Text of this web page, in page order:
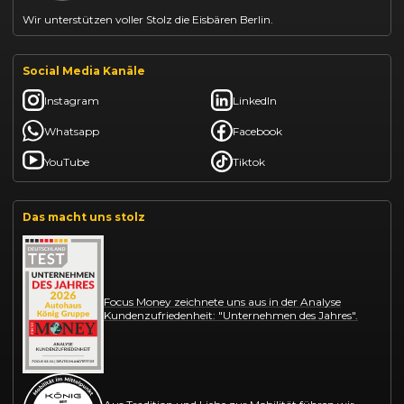
Wir unterstützen voller Stolz die Eisbären Berlin.
Social Media Kanäle
Instagram LinkedIn
Whatsapp Facebook
YouTube Tiktok
Das macht uns stolz
Focus Money zeichnete uns aus in der Analyse
Kundenzufriedenheit: "Unternehmen des Jahres".